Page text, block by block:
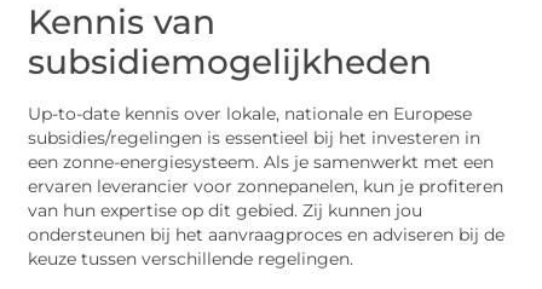
Kennis van
subsidiemogelijkheden
Up-to-date kennis over lokale, nationale en Europese
subsidies/regelingen is essentieel bij het investeren in
een zonne-energiesysteem. Als je samenwerkt met een
ervaren leverancier voor zonnepanelen, kun je profiteren
van hun expertise op dit gebied. Zij kunnen jou
ondersteunen bij het aanvraagproces en adviseren bij de
keuze tussen verschillende regelingen.